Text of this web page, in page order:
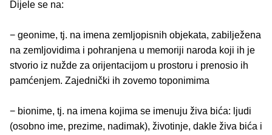
Dijele se na:
− geonime, tj. na imena zemljopisnih objekata, zabilježena
na zemljovidima i pohranjena u memoriji naroda koji ih je
stvorio iz nužde za orijentacijom u prostoru i prenosio ih
pamćenjem. Zajednički ih zovemo toponimima
− bionime, tj. na imena kojima se imenuju živa bića: ljudi
(osobno ime, prezime, nadimak), životinje, dakle živa bića i